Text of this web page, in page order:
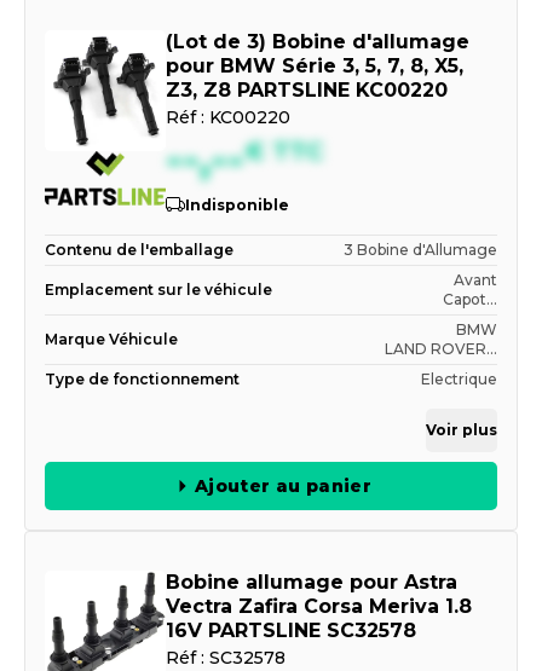
(Lot de 3) Bobine d'allumage
pour BMW Série 3, 5, 7, 8, X5,
Z3, Z8 PARTSLINE KC00220
Réf : KC00220
--,--€ TTC
Indisponible
Contenu de l'emballage 3 Bobine d'Allumage
Emplacement sur le véhicule
Avant
Capot...
Marque Véhicule
BMW
LAND ROVER...
Type de fonctionnement
Electrique
Voir plus
Ajouter au panier
Bobine allumage pour Astra
Vectra Zafira Corsa Meriva 1.8
16V PARTSLINE SC32578
Réf : SC32578